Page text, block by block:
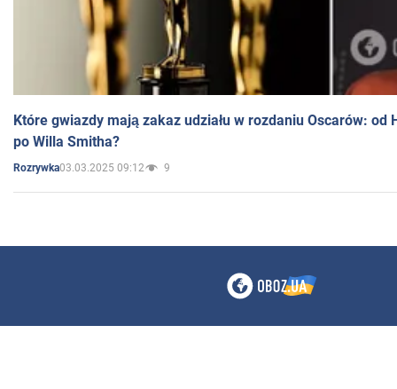
Które gwiazdy mają zakaz udziału w rozdaniu Oscarów: od
po Willa Smitha?
Rozrywka03.03.2025 09:12 9